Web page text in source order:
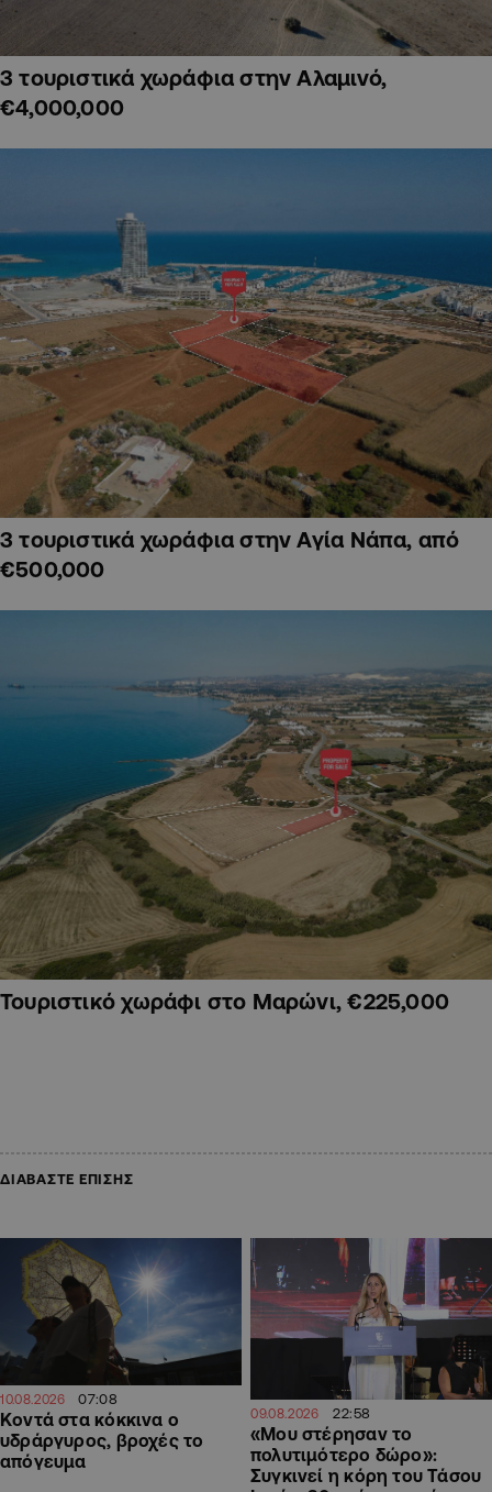
3 τουριστικά χωράφια στην Αλαμινό,
€4,000,000
3 τουριστικά χωράφια στην Αγία Νάπα, από
€500,000
Τουριστικό χωράφι στο Μαρώνι, €225,000
ΔΙΑΒΑΣΤΕ ΕΠΙΣΗΣ
10.08.2026 07:08
Κοντά στα κόκκινα ο
υδράργυρος, βροχές το
απόγευμα
09.08.2026 22:58
«Μου στέρησαν το
πολυτιμότερο δώρο»:
Συγκινεί η κόρη του Τάσου